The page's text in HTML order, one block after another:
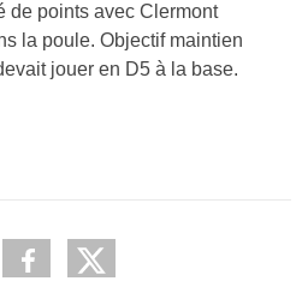
de points avec Clermont
la poule. Objectif maintien
jouer en D5 à la base.